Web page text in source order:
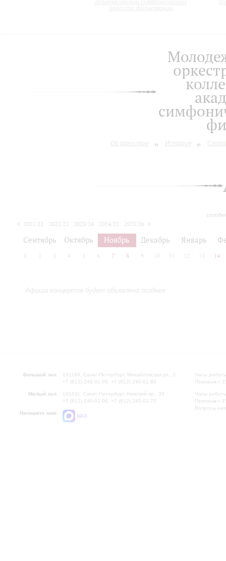
Об оркестре История
2021/22 2022/23 2023/24 2024/25
2025/26
Сентябрь Октябрь Ноябрь Декабрь Январь
1 2 3 4 5 6 7 8 9 10 12 13 14
Афиша концертов будет объявлена позднее
Большой зал:
191186, Санкт-Петербург, Михайловская ул., 2
+7 (812) 240-01-00, +7 (812) 240-01-80
Малый зал:
191011, Санкт-Петербург, Невский пр., 30
+7 (812) 240-01-00, +7 (812) 240-01-70
Напишите нам:
MAX
Часы
Перерыв с
Часы
Перерыв с
Вопросы